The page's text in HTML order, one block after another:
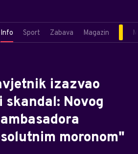
Info Sport Zabava Magazin
izazvao
Novog
moronom"